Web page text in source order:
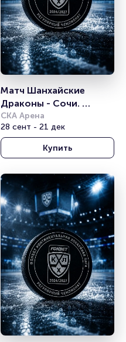
Матч Шанхайские
Драконы - Сочи.
Континентальная
хоккейная лига
СКА Арена
28 сент - 21 дек
Купить